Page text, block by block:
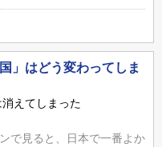
」はどう変わってしま
えてしまった
で見ると、日本で一番よか